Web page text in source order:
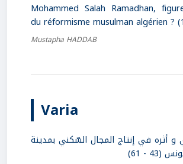
Mohammed Salah Ramadhan,
du réformisme musulman algérien ?
Mustapha HADDAB
Varia
و أثره في إنتاج المجال السّكني بمدينة
- 61)